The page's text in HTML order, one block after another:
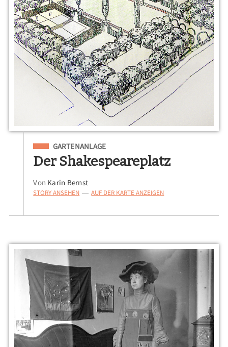
Eingeordnet unter
GARTENANLAGE
Der Shakespeareplatz
Von Karin Bernst
STORY ANSEHEN — AUF DER KARTE ANZEIGEN